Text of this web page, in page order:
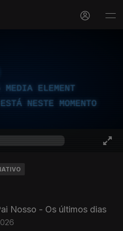
MEDIA ELEMENT
NESTE MOMENTO
Nosso - Os últimos dias